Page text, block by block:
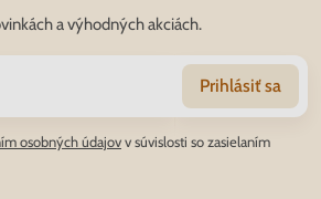
a výhodných akciách.
Prihlásiť sa
osobných údajovv súvislosti so zasielaním